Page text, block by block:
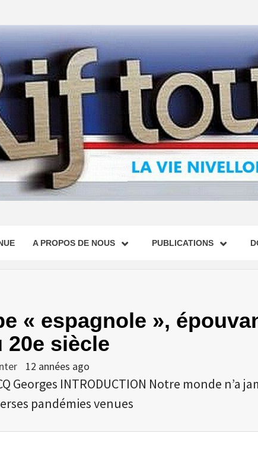
A PROPOS DE NOUS PUBLICATIONS
« espagnole »,
20e siècle
12 années ago
Georges INTRODUCTION Notre monde n’a
pandémies venues